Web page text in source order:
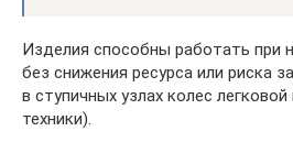
Изделия способны работать при
без снижения ресурса или риска
в ступичных узлах колес
техники).